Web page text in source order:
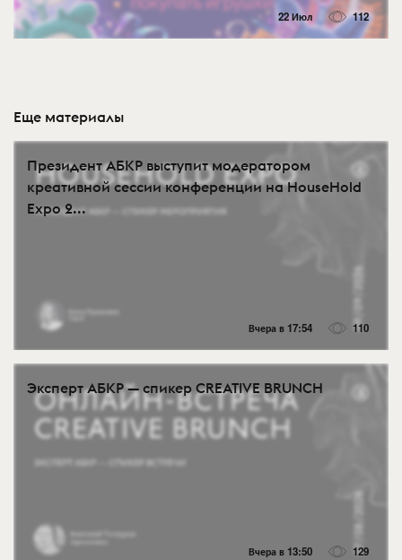
22 Июл 112
Еще материалы
Президент АБКР выступит модератором
креативной сессии конференции на HouseHold
Expo 2...
Вчера в 17:54 110
Эксперт АБКР — спикер CREATIVE BRUNCH
Вчера в 13:50 129